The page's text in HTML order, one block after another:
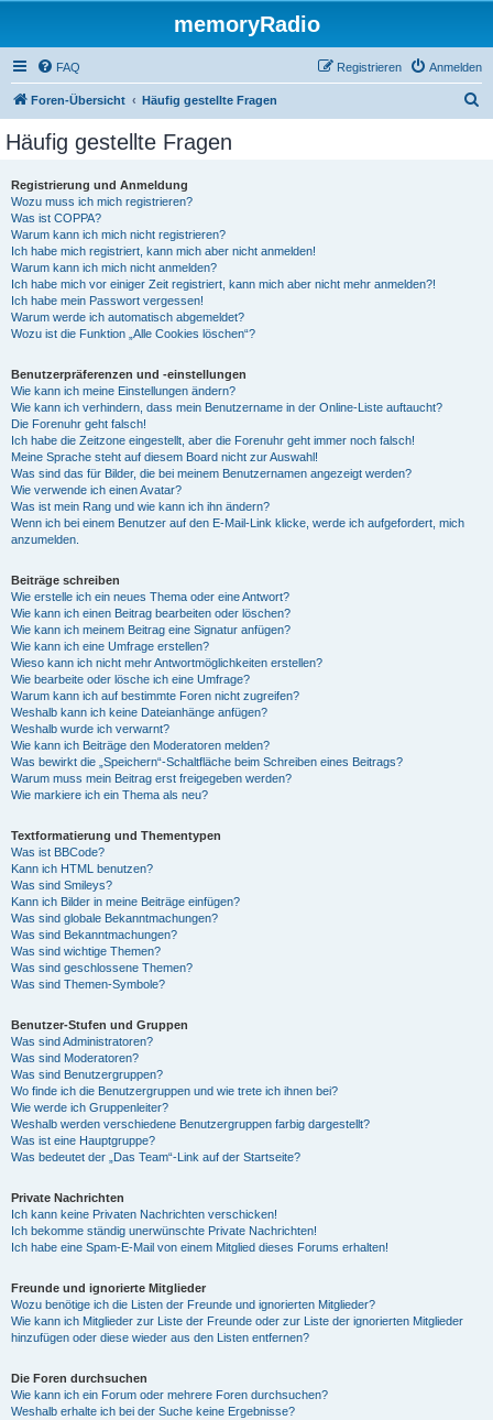
memoryRadio
FAQ Anmelden
Registrieren
Foren-Übersicht Häufig gestellte Fragen
Häufig gestellte Fragen
Registrierung und Anmeldung
Wozu muss ich mich registrieren?
Was ist COPPA?
Warum kann ich mich nicht registrieren?
Ich habe mich registriert, kann mich aber nicht anmelden!
Warum kann ich mich nicht anmelden?
Ich habe mich vor einiger Zeit registriert, kann mich aber nicht mehr anmelden?!
Ich habe mein Passwort vergessen!
Warum werde ich automatisch abgemeldet?
Wozu ist die Funktion „Alle Cookies löschen“?
Benutzerpräferenzen und -einstellungen
Wie kann ich meine Einstellungen ändern?
Wie kann ich verhindern, dass mein Benutzername in der Online-Liste auftaucht?
Die Forenuhr geht falsch!
Ich habe die Zeitzone eingestellt, aber die Forenuhr geht immer noch falsch!
Meine Sprache steht auf diesem Board nicht zur Auswahl!
Was sind das für Bilder, die bei meinem Benutzernamen angezeigt werden?
Wie verwende ich einen Avatar?
Was ist mein Rang und wie kann ich ihn ändern?
Wenn ich bei einem Benutzer auf den E-Mail-Link klicke, werde ich aufgefordert, mich
anzumelden.
Beiträge schreiben
Wie erstelle ich ein neues Thema oder eine Antwort?
Wie kann ich einen Beitrag bearbeiten oder löschen?
Wie kann ich meinem Beitrag eine Signatur anfügen?
Wie kann ich eine Umfrage erstellen?
Wieso kann ich nicht mehr Antwortmöglichkeiten erstellen?
Wie bearbeite oder lösche ich eine Umfrage?
Warum kann ich auf bestimmte Foren nicht zugreifen?
Weshalb kann ich keine Dateianhänge anfügen?
Weshalb wurde ich verwarnt?
Wie kann ich Beiträge den Moderatoren melden?
Was bewirkt die „Speichern“-Schaltfläche beim Schreiben eines Beitrags?
Warum muss mein Beitrag erst freigegeben werden?
Wie markiere ich ein Thema als neu?
Textformatierung und Thementypen
Was ist BBCode?
Kann ich HTML benutzen?
Was sind Smileys?
Kann ich Bilder in meine Beiträge einfügen?
Was sind globale Bekanntmachungen?
Was sind Bekanntmachungen?
Was sind wichtige Themen?
Was sind geschlossene Themen?
Was sind Themen-Symbole?
Benutzer-Stufen und Gruppen
Was sind Administratoren?
Was sind Moderatoren?
Was sind Benutzergruppen?
Wo finde ich die Benutzergruppen und wie trete ich ihnen bei?
Wie werde ich Gruppenleiter?
Weshalb werden verschiedene Benutzergruppen farbig dargestellt?
Was ist eine Hauptgruppe?
Was bedeutet der „Das Team“-Link auf der Startseite?
Private Nachrichten
Ich kann keine Privaten Nachrichten verschicken!
Ich bekomme ständig unerwünschte Private Nachrichten!
Ich habe eine Spam-E-Mail von einem Mitglied dieses Forums erhalten!
Freunde und ignorierte Mitglieder
Wozu benötige ich die Listen der Freunde und ignorierten Mitglieder?
Wie kann ich Mitglieder zur Liste der Freunde oder zur Liste der ignorierten Mitglieder
hinzufügen oder diese wieder aus den Listen entfernen?
Die Foren durchsuchen
Wie kann ich ein Forum oder mehrere Foren durchsuchen?
Weshalb erhalte ich bei der Suche keine Ergebnisse?